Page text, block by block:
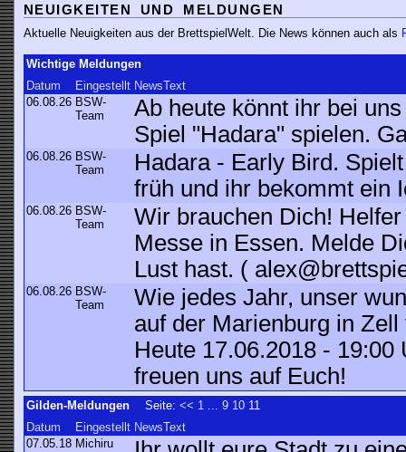
NEUIGKEITEN UND MELDUNGEN
Aktuelle Neuigkeiten aus der BrettspielWelt. Die News können auch als
Wichtige Meldungen
Datum
Eingestellt NewsText
06.08.26 BSW-
Team
Ab heute könnt ihr bei
Spiel "Hadara" spielen.
06.08.26 BSW-
Team
Hadara - Early Bird.
früh und ihr bekommt ein
06.08.26 BSW-
Team
Wir brauchen Dich!
Messe in Essen. Melde
Lust hast. (
06.08.26 BSW-
Team
Wie jedes Jahr, unser
auf der Marienburg in
Heute 17.06.2018 -
freuen uns auf Euch!
Gilden-Meldungen Seite:<< 1 ...9 10 11
Datum
Eingestellt NewsText
07.05.18 Michiru